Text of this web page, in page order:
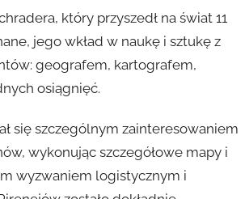
który przyszedł na świat 11
jego wkład w naukę i sztukę z
geografem, kartografem,
osiągnięć.
się szczególnym zainteresowaniem
wykonując szczegółowe mapy i
wyzwaniem logistycznym i